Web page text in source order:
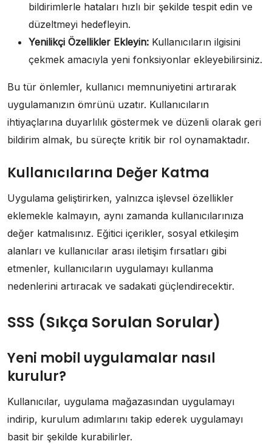
bildirimlerle hataları hızlı bir şekilde tespit edin ve
düzeltmeyi hedefleyin.
Yenilikçi Özellikler Ekleyin: Kullanıcıların ilgisini
çekmek amacıyla yeni fonksiyonlar ekleyebilirsiniz.
Bu tür önlemler, kullanıcı memnuniyetini artırarak
uygulamanızın ömrünü uzatır. Kullanıcıların
ihtiyaçlarına duyarlılık göstermek ve düzenli olarak geri
bildirim almak, bu süreçte kritik bir rol oynamaktadır.
Kullanıcılarına Değer Katma
Uygulama geliştirirken, yalnızca işlevsel özellikler
eklemekle kalmayın, aynı zamanda kullanıcılarınıza
değer katmalısınız. Eğitici içerikler, sosyal etkileşim
alanları ve kullanıcılar arası iletişim fırsatları gibi
etmenler, kullanıcıların uygulamayı kullanma
nedenlerini artıracak ve sadakati güçlendirecektir.
SSS (Sıkça Sorulan Sorular)
Yeni mobil uygulamalar nasıl
kurulur?
Kullanıcılar, uygulama mağazasından uygulamayı
indirip, kurulum adımlarını takip ederek uygulamayı
basit bir şekilde kurabilirler.